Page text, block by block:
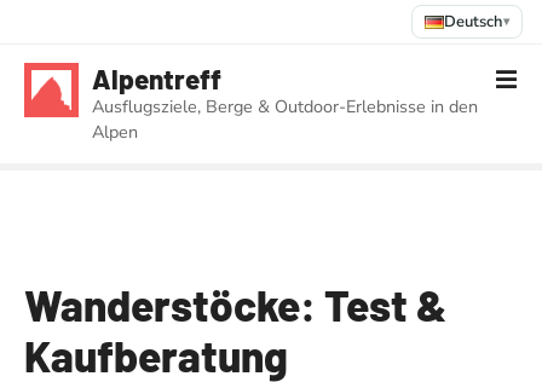
Deutsch▾
Alpentreff
Ausflugsziele, Berge & Outdoor-Erlebnisse in den
Alpen
Wanderstöcke: Test &
Kaufberatung